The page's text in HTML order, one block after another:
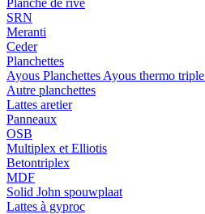
Planche de rive
SRN
Meranti
Ceder
Planchettes
Ayous Planchettes Ayous thermo triple
Autre planchettes
Lattes aretier
Panneaux
OSB
Multiplex et Elliotis
Betontriplex
MDF
Solid John spouwplaat
Lattes à gyproc